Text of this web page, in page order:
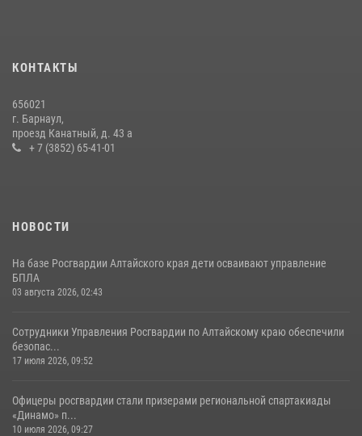
КОНТАКТЫ
656021
г. Барнаул,
проезд Канатный, д. 43 а
+ 7 (3852) 65-41-01
НОВОСТИ
На базе Росгвардии Алтайского края дети осваивают управление
БПЛА
03 августа 2026, 02:43
Сотрудники Управления Росгвардии по Алтайскому краю обеспечили
безопас...
17 июля 2026, 09:52
Офицеры росгвардии стали призерами региональной спартакиады
«Динамо» п...
10 июля 2026, 09:27